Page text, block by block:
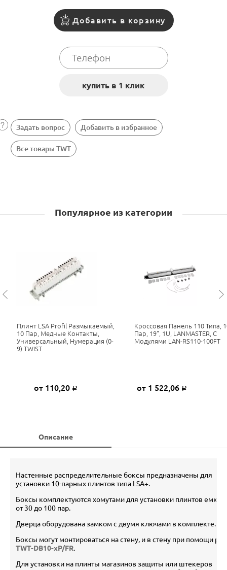
Добавить в корзину
Задать вопрос Добавить в избранное
Все товары TWT
Популярное из категории
Плинт LSA Profil Размыкаемый,
10 Пар, Медные Контакты,
Универсальный, Нумерация (0-
9) TWIST
от 110,20 Р
Кроссовая Панель 110 Типа,
Пар, 19", 1U, LANMASTER, С
Модулями LAN-RS110-100FT
от 1 522,06 Р
Описание
Настенные распределительные боксы предназначены для
установки 10-парных плинтов типа LSA+.
Боксы комплектуются хомутами для установки плинтов
от 30 до 100 пар.
Дверца оборудована замком c двумя ключами в комплекте.
Боксы могут монтироваться на стену, и в стену при помощи
TWT-DB10-xP/FR.
Для установки на плинты магазинов защиты или штекеров